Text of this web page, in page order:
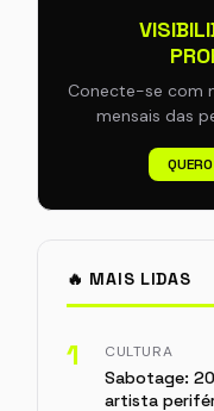
Conecte-se com
mensais das
🔥 MAIS LIDAS
1 CULTURA
Sabotage:
artista